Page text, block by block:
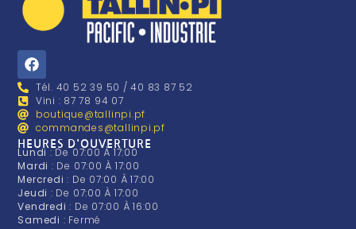
Tél. 40 52 39 50 / 40 83 87 52
Vini : 87 78 94 07
boutique@tallinpi.pf
commandes@tallinpi.pf
HEURES D'OUVERTURE
Lundi: De 07:00 À 17:00
Mardi : De 07:00 À 17:00
Mercredi: De 07:00 À 17:00
Jeudi : De 07:00 À 17:00
Vendredi: De 07:00 À 16:00
Samedi : Fermé